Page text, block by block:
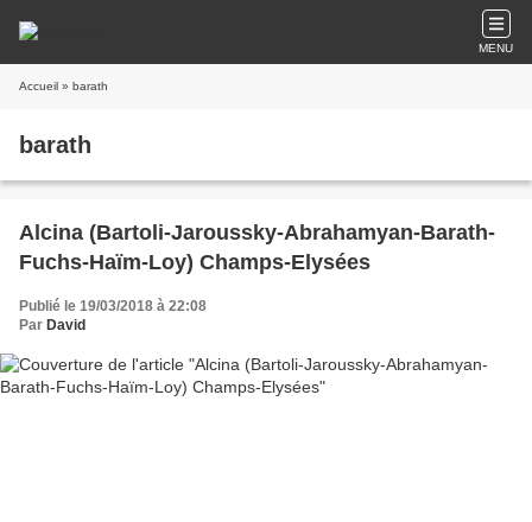
MENU
Accueil » barath
barath
Alcina (Bartoli-Jaroussky-Abrahamyan-Barath-
Fuchs-Haïm-Loy) Champs-Elysées
Publié le 19/03/2018 à 22:08
Par David